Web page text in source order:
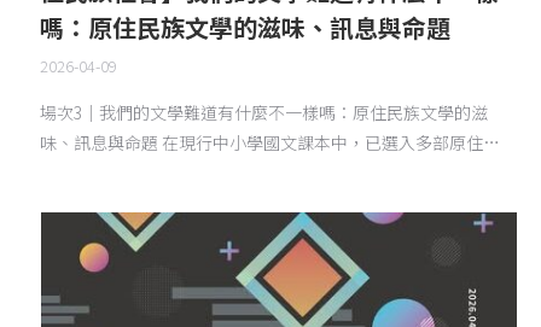
嗎：原住民族文學的滋味、訊息與命題
2026-04-09
場次3｜我們的文學難道有什麼不一樣嗎：原住民族文學的滋
味、訊息與命題 在現行中小學國文課本中，已選入多部原住…